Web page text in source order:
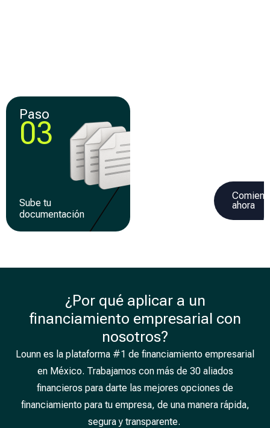
Paso
03
Sube tu
documentación
ahora
¿Por qué aplicar a un
financiamiento empresarial con
nosotros?
Lounn es la plataforma #1 de financiamiento empresarial
en México. Trabajamos con más de 30 aliados
financieros para darte las mejores opciones de
financiamiento para tu empresa, de una manera rápida,
segura y transparente.